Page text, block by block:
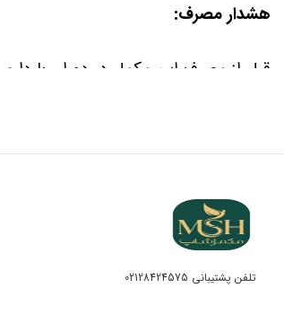
هشدار مصرف:
قبل از مصرف این مکمل در دوران
تلفن پشتیبانی 02128424575